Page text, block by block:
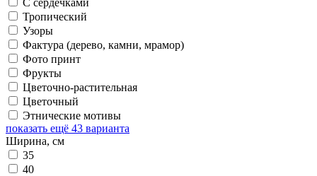
Тропический
Узоры
Фактура (дерево, камни, мрамор)
Фото принт
Фрукты
Цветочно-растительная
Цветочный
Этнические мотивы
показать ещё 43 варианта
Ширина, см
35
40